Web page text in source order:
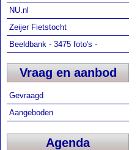
NU.nl
Zeijer Fietstocht
Beeldbank - 3475 foto's -
Vraag en aanbod
Gevraagd
Aangeboden
Agenda